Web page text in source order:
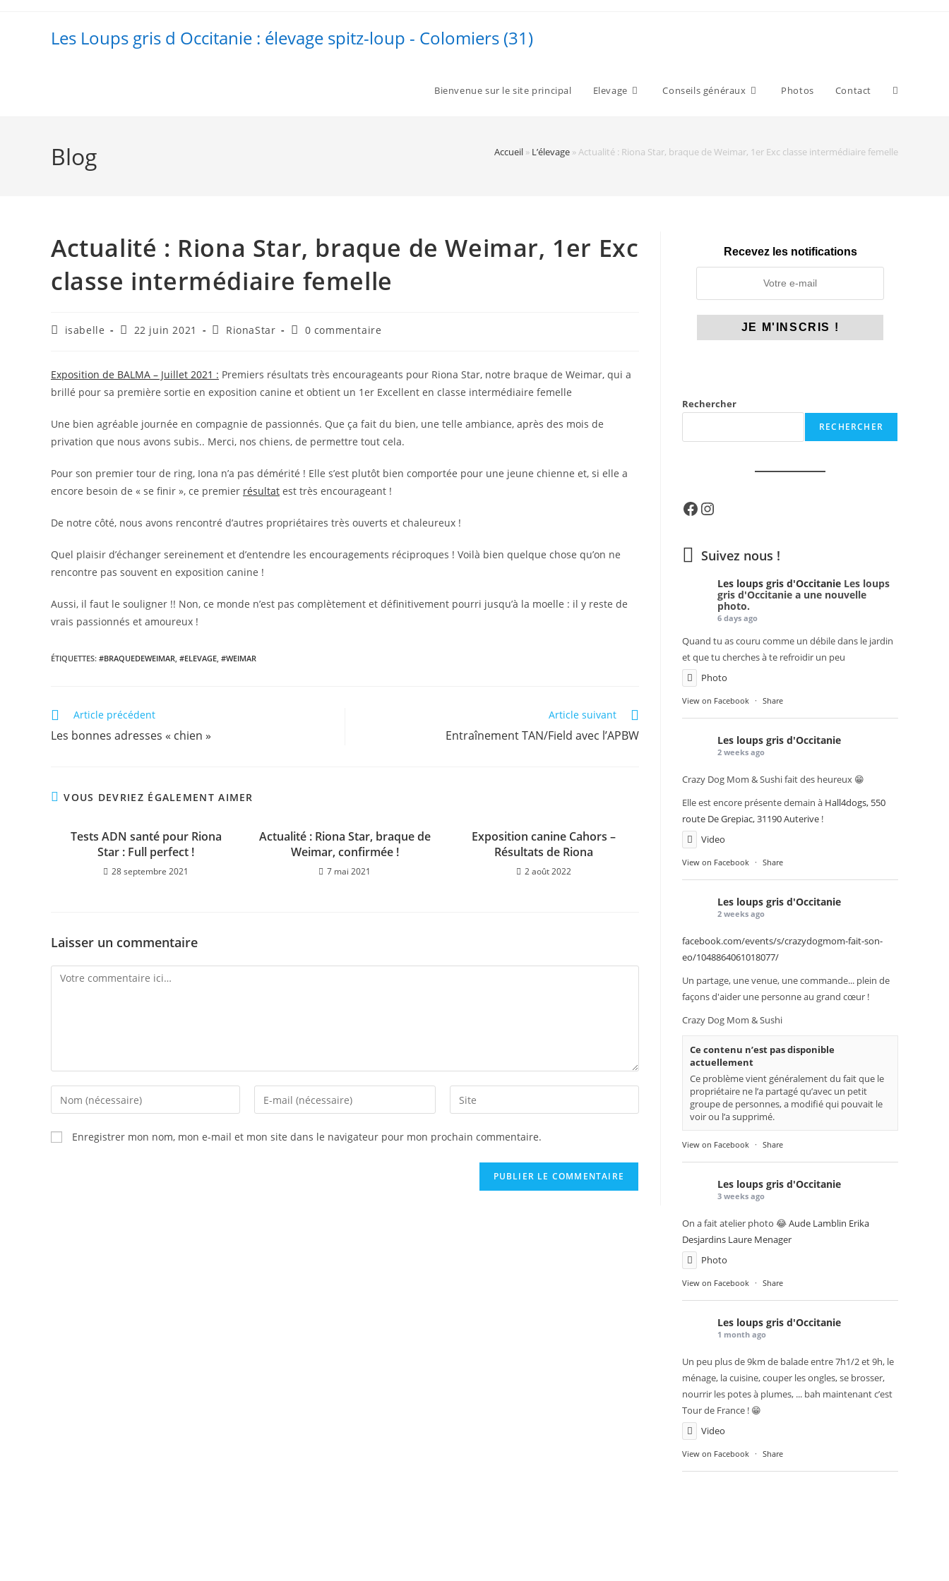
Les Loups gris d Occitanie : élevage spitz-loup - Colomiers (31)
Bienvenue sur le site principal Elevage Conseils généraux Photos Contact Toggle
Blog Accueil » L’élevage »Actualité : Riona Star, braque de Weimar, 1er Exc classe intermédiaire femelle
Actualité : Riona Star, braque de Weimar, 1er Exc
classe intermédiaire femelle
Auteur/autrice
publication :
isabelle
Publication
22 juin 2021
PostRionaStar
Commentaires
publication :
0 commentaire
Exposition de BALMA – Juillet 2021 : Premiers résultats très encourageants pour Riona Star, notre braque de Weimar, qui a
brillé pour sa première sortie en exposition canine et obtient un 1er Excellent en classe intermédiaire femelle
Une bien agréable journée en compagnie de passionnés. Que ça fait du bien, une telle ambiance, après des mois de
privation que nous avons subis.. Merci, nos chiens, de permettre tout cela.
Pour son premier tour de ring, Iona n’a pas démérité ! Elle s’est plutôt bien comportée pour une jeune chienne et, si elle a
encore besoin de « se finir », ce premier résultat est très encourageant !
De notre côté, nous avons rencontré d’autres propriétaires très ouverts et chaleureux !
Quel plaisir d’échanger sereinement et d’entendre les encouragements réciproques ! Voilà bien quelque chose qu’on ne
rencontre pas souvent en exposition canine !
Aussi, il faut le souligner !! Non, ce monde n’est pas complètement et définitivement pourri jusqu’à la moelle : il y reste de
vrais passionnés et amoureux !
ÉTIQUETTES: #BRAQUEDEWEIMAR, #ELEVAGE, #WEIMAR
Read
more
articles
Article précédent
Les bonnes adresses « chien »
Article suivant
Entraînement TAN/Field avec l’APBW
VOUS DEVRIEZ ÉGALEMENT AIMER
Tests ADN santé pour Riona
Star : Full perfect !
28 septembre 2021
Actualité : Riona Star, braque de
Weimar, confirmée !
7 mai 2021
Exposition canine Cahors –
Résultats de Riona
2 août 2022
Laisser un commentaire
Comment
Enter
your
name
or
Enter
your
Saisir
l’URL
(facultatif)
Enregistrer mon nom, mon e-mail et mon site dans le navigateur pour mon prochain commentaire.
Recevez les notifications
Rechercher
RECHERCHER
FacebookInstagram
Suivez nous !
Les loups gris d'Occitanie Les loups
gris d'Occitanie a une nouvelle
photo.
6 days ago
Quand tu as couru comme un débile dans le jardin
et que tu cherches à te refroidir un peu
Photo
View on Facebook · Share
Les loups gris d'Occitanie
2 weeks ago
Crazy Dog Mom & Sushi fait des heureux 😁
Elle est encore présente demain à Hall4dogs, 550
route De Grepiac, 31190 Auterive !
Video
View on Facebook · Share
Les loups gris d'Occitanie
2 weeks ago
facebook.com/events/s/crazydogmom-fait-son-
eo/1048864061018077/
Un partage, une venue, une commande... plein de
façons d'aider une personne au grand cœur !
Crazy Dog Mom & Sushi
Ce contenu n’est pas disponible
actuellement
Ce problème vient généralement du fait que le
propriétaire ne l’a partagé qu’avec un petit
groupe de personnes, a modifié qui pouvait le
voir ou l’a supprimé.
View on Facebook · Share
Les loups gris d'Occitanie
3 weeks ago
On a fait atelier photo 😂Aude Lamblin Erika
Desjardins Laure Menager
Photo
View on Facebook · Share
Les loups gris d'Occitanie
1 month ago
Un peu plus de 9km de balade entre 7h1/2 et 9h, le
ménage, la cuisine, couper les ongles, se brosser,
nourrir les potes à plumes, ... bah maintenant c’est
Tour de France ! 😁
Video
View on Facebook · Share